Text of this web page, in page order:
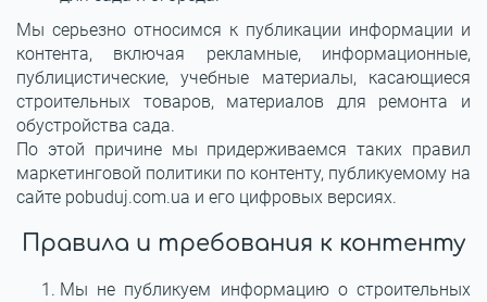
Мы серьезно относимся к публикации информации и
контента, включая рекламные, информационные,
публицистические, учебные материалы, касающиеся
строительных товаров, материалов для ремонта и
обустройства сада.
По этой причине мы придерживаемся таких правил
маркетинговой политики по контенту, публикуемому на
сайте pobuduj.com.ua и его цифровых версиях.
Правила и требования к контенту
Мы не публикуем информацию о строительных